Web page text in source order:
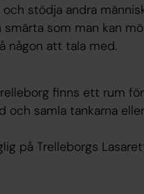
stödja andra
som man kan
någon att tala med.
finns ett rum
och samla tankarna
på Trelleborgs